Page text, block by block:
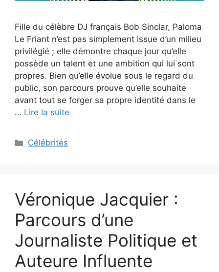
Fille du célèbre DJ français Bob Sinclar, Paloma
Le Friant n’est pas simplement issue d’un milieu
privilégié ; elle démontre chaque jour qu’elle
possède un talent et une ambition qui lui sont
propres. Bien qu’elle évolue sous le regard du
public, son parcours prouve qu’elle souhaite
avant tout se forger sa propre identité dans le
… Lire la suite
Catégories
Célébrités
Véronique Jacquier :
Parcours d’une
Journaliste Politique et
Auteure Influente